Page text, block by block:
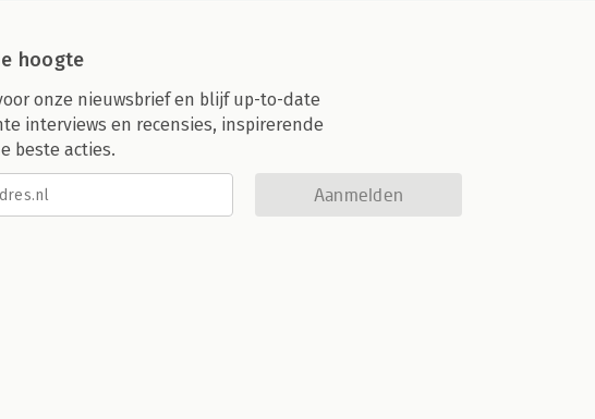
hoogte
onze nieuwsbrief en blijf up-to-date
interviews en recensies, inspirerende
beste acties.
Aanmelden